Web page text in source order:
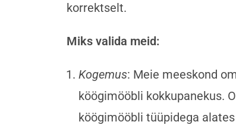
korrektselt.
Miks valida meid:
Kogemus: Meie meeskond
köögimööbli kokkupanekus.
köögimööbli tüüpidega